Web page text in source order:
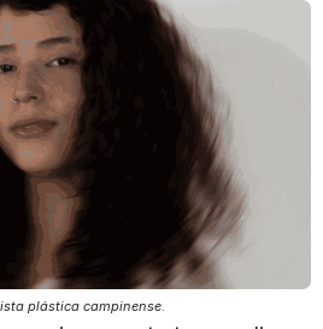
plástica campinense.